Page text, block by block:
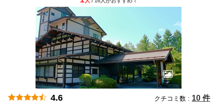
4.6 クチコミ数 : 10 件